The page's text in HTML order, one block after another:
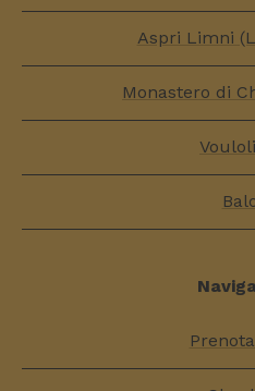
Aspri Limni
Monastero di